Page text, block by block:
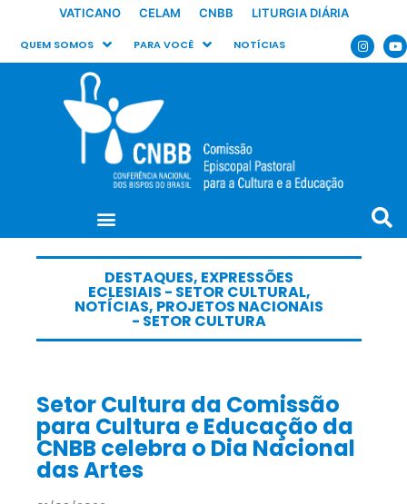
VATICANO CELAM CNBB LITURGIA DIÁRIA
QUEM SOMOS PARA VOCÊ NOTÍCIAS
DESTAQUES, EXPRESSÕES
ECLESIAIS - SETOR CULTURAL,
NOTÍCIAS, PROJETOS NACIONAIS
- SETOR CULTURA
Setor Cultura da Comissão
para Cultura e Educação da
CNBB celebra o Dia Nacional
das Artes